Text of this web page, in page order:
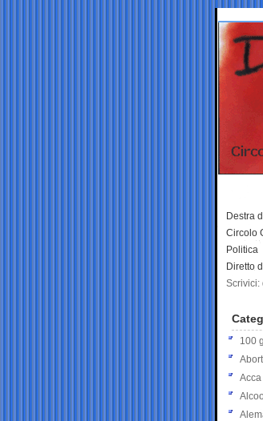
Destra
Circolo
Politica
Diretto
Scrivici:
100
Alcool